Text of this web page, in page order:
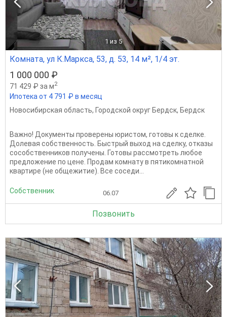
1 из 5
Комната, ул К.Маркса, 53, д. 53, 14 м², 1/4 эт.
1 000 000 ₽
71 429 ₽ за м2
Ипотека от 4 791 ₽ в месяц
Новосибирская область, Городской округ Бердск, Бердск
Важно! Документы проверены юристом, готовы к сделке.
Долевая собственность. Быстрый выход на сделку, отказы
сособственников получены. Готовы рассмотреть любое
предложение по цене. Продам комнату в пятикомнатной
квартире (не общежитие). Все соседи...
Собственник 06.07
Позвонить